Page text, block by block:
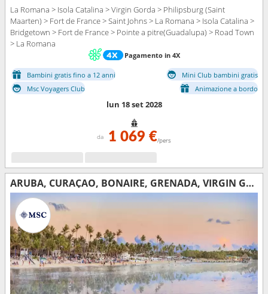
La Romana > Isola Catalina > Virgin Gorda > Philipsburg (Saint
Maarten) > Fort de France > Saint Johns > La Romana > Isola Catalina >
Bridgetown > Fort de France > Pointe a pitre(Guadalupa) > Road Town
> La Romana
Pagamento in 4X
Bambini gratis fino a 12 anni
Mini Club bambini gratis
Msc Voyagers Club
Animazione a bordo
lun 18 set 2028
da 1 069 €/pers
ARUBA, CURAÇAO, BONAIRE, GRENADA, VIRGIN GORDA, SAINT MARTIN, SAN CRISTOFORO E NEVIS, ANTIGUA E BARBUDA, REPUBBLICA DOMINICANA